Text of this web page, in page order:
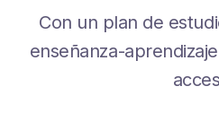
Con un plan de
enseñanza-